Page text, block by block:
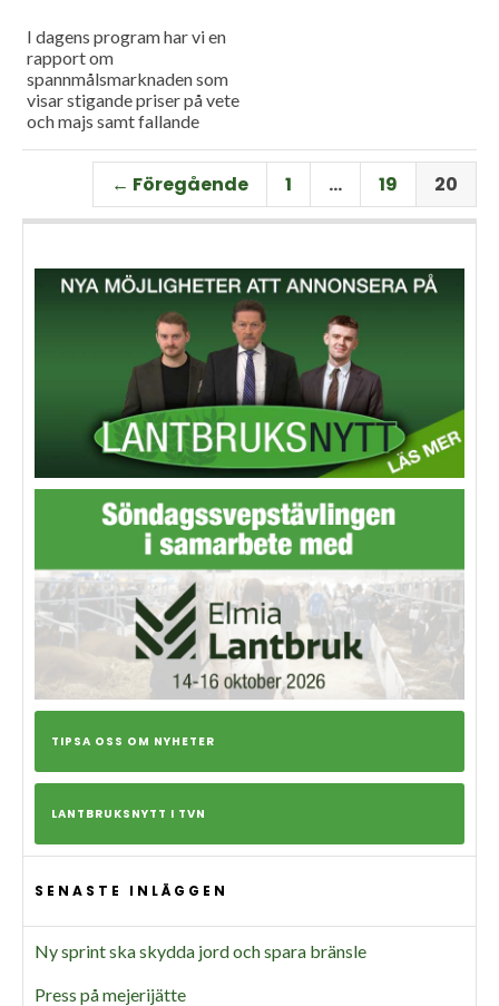
I dagens program har vi en
rapport om
spannmålsmarknaden som
visar stigande priser på vete
och majs samt fallande
premiär för vårt
måndagsprogram med en
längre intervju med Erik
Stjerndahl vd för HIR Skåne,
fältdagar.
← Föregående 1 … 19 20
TIPSA OSS OM NYHETER
LANTBRUKSNYTT I TVN
SENASTE INLÄGGEN
Ny sprint ska skydda jord och spara bränsle
Press på mejerijätte